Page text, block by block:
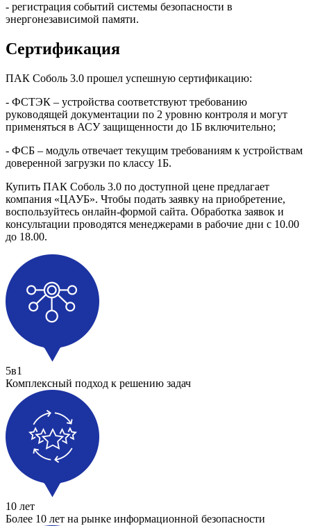
- регистрация событий системы безопасности в
энергонезависимой памяти.
Сертификация
ПАК Соболь 3.0 прошел успешную сертификацию:
- ФСТЭК – устройства соответствуют требованию
руководящей документации по 2 уровню контроля и могут
применяться в АСУ защищенности до 1Б включительно;
- ФСБ – модуль отвечает текущим требованиям к устройствам
доверенной загрузки по классу 1Б.
Купить ПАК Соболь 3.0 по доступной цене предлагает
компания «ЦАУБ». Чтобы подать заявку на приобретение,
воспользуйтесь онлайн-формой сайта. Обработка заявок и
консультации проводятся менеджерами в рабочие дни с 10.00
до 18.00.
5в1
Комплексный подход к решению задач
10 лет
Более 10 лет на рынке информационной безопасности